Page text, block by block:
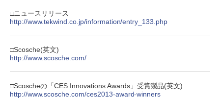
□ニュースリリース
http://www.tekwind.co.jp/information/entry_133.php
□Scosche(英文)
http://www.scosche.com/
□Scoscheの「CES Innovations Awards」受賞製品(英文)
http://www.scosche.com/ces2013-award-winners